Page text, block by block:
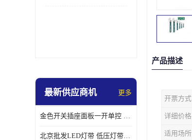
最新供应商机 更多
金色开关插座面板一开单控 _一开双控五孔插座
北京批发LED灯带 低压灯带定制 景观亮化灯条
产品描述
开票方式
详细价格
适用场所